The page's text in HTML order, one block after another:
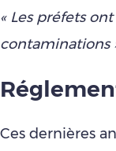
« Les préfets
contaminations
Ces dernières